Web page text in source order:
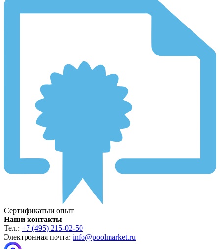
Сертификатыи опыт
Наши контакты
Тел.: +7 (495) 215-02-50
Электронная почта: info@poolmarket.ru